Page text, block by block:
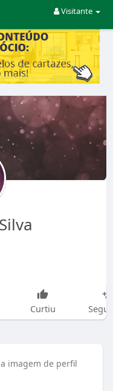
Visitante
Curtiu
imagem de perfil